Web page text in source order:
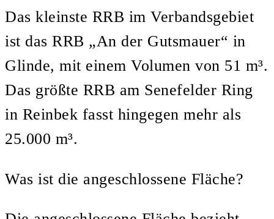
Das kleinste RRB im Verbandsgebiet
ist das RRB „An der Gutsmauer“ in
Glinde, mit einem Volumen von 51 m³.
Das größte RRB am Senefelder Ring
in Reinbek fasst hingegen mehr als
25.000 m³.
Was ist die angeschlossene Fläche?